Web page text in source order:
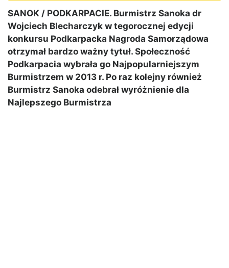
SANOK / PODKARPACIE. Burmistrz Sanoka dr
Wojciech Blecharczyk w tegorocznej edycji
konkursu Podkarpacka Nagroda Samorządowa
otrzymał bardzo ważny tytuł. Społeczność
Podkarpacia wybrała go Najpopularniejszym
Burmistrzem w 2013 r. Po raz kolejny również
Burmistrz Sanoka odebrał wyróżnienie dla
Najlepszego Burmistrza